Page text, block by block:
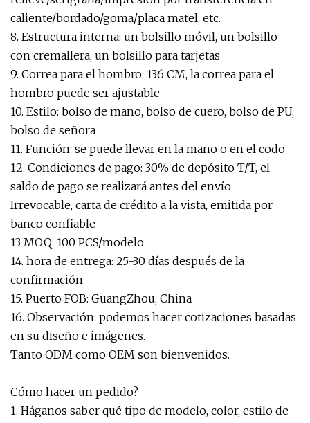
caliente/bordado/goma/placa matel, etc.
8. Estructura interna: un bolsillo móvil, un bolsillo
con cremallera, un bolsillo para tarjetas
9. Correa para el hombro: 136 CM, la correa para el
hombro puede ser ajustable
10. Estilo: bolso de mano, bolso de cuero, bolso de PU,
bolso de señora
11. Función: se puede llevar en la mano o en el codo
12. Condiciones de pago: 30% de depósito T/T, el
saldo de pago se realizará antes del envío
Irrevocable, carta de crédito a la vista, emitida por
banco confiable
13 MOQ: 100 PCS/modelo
14. hora de entrega: 25-30 días después de la
confirmación
15. Puerto FOB: GuangZhou, China
16. Observación: podemos hacer cotizaciones basadas
en su diseño e imágenes.
Tanto ODM como OEM son bienvenidos.
Cómo hacer un pedido?
1. Háganos saber qué tipo de modelo, color, estilo de